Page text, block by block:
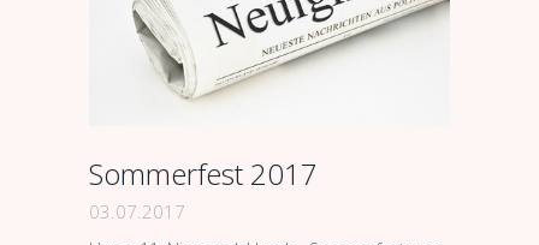
Sommerfest 2017
03.07.2017